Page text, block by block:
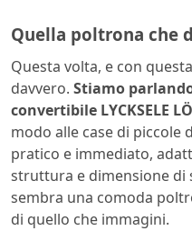
Quella poltrona che
Questa volta, e con
davvero. Stiamo
convertibile LYCKSELE
modo alle case di piccole
pratico e immediato,
struttura e dimensione di
sembra una comoda
di quello che immagini.